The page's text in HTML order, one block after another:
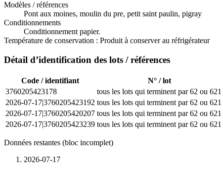
Modèles / références
Pont aux moines, moulin du pre, petit saint paulin, pigray
Conditionnements
Conditionnement papier.
Température de conservation : Produit à conserver au réfrigérateur
Détail d’identification des lots / références
Code / identifiant N° / lot
3760205423178
tous les lots qui terminent par 62 ou 621
2026-07-17|3760205423192 tous les lots qui terminent par 62 ou 621
2026-07-17|3760205420207 tous les lots qui terminent par 62 ou 621
2026-07-17|3760205423239 tous les lots qui terminent par 62 ou 621
Données restantes (bloc incomplet)
2026-07-17